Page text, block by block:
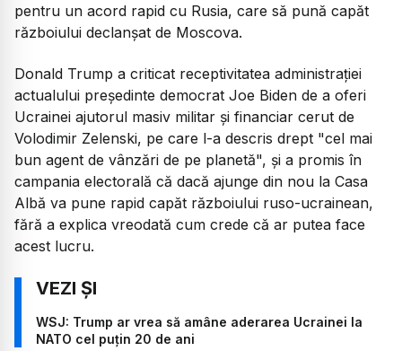
pentru un acord rapid cu Rusia, care să pună capăt
războiului declanşat de Moscova.
Donald Trump a criticat receptivitatea administraţiei
actualului preşedinte democrat Joe Biden de a oferi
Ucrainei ajutorul masiv militar şi financiar cerut de
Volodimir Zelenski, pe care l-a descris drept "cel mai
bun agent de vânzări de pe planetă", şi a promis în
campania electorală că dacă ajunge din nou la Casa
Albă va pune rapid capăt războiului ruso-ucrainean,
fără a explica vreodată cum crede că ar putea face
acest lucru.
WSJ: Trump ar vrea să amâne aderarea Ucrainei la
NATO cel puțin 20 de ani